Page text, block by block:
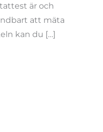
är och
att mäta
kan du […]
ett laktattest